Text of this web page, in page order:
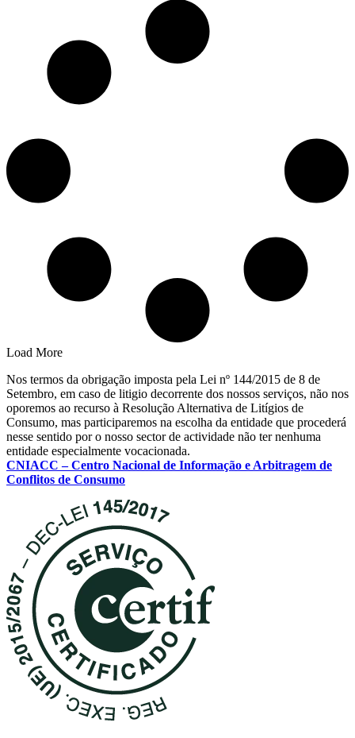
Load More
Nos termos da obrigação imposta pela Lei nº 144/2015 de 8 de
Setembro, em caso de litigio decorrente dos nossos serviços, não nos
oporemos ao recurso à Resolução Alternativa de Litígios de
Consumo, mas participaremos na escolha da entidade que procederá
nesse sentido por o nosso sector de actividade não ter nenhuma
entidade especialmente vocacionada.
CNIACC – Centro Nacional de Informação e Arbitragem de
Conflitos de Consumo